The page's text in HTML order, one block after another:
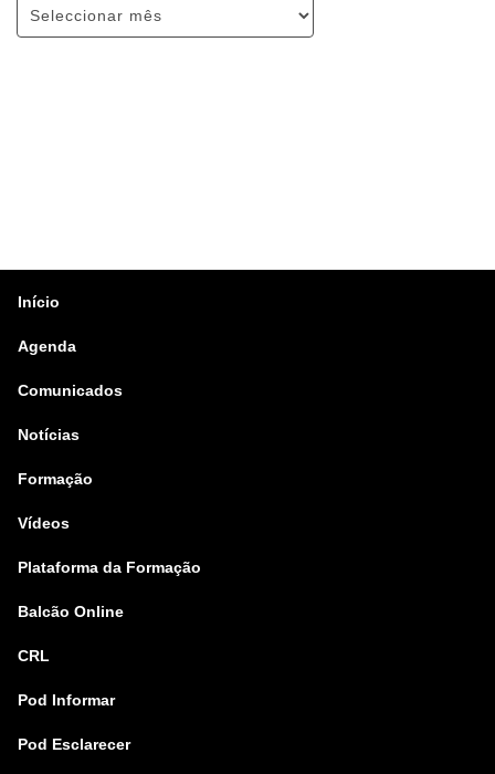
Início
Agenda
Comunicados
Notícias
Formação
Vídeos
Plataforma da Formação
Balcão Online
CRL
Pod Informar
Pod Esclarecer